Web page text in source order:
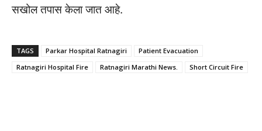
सखोल तपास केला जात आहे.
TAGS Parkar Hospital Ratnagiri
Patient Evacuation
Ratnagiri Hospital Fire
Ratnagiri Marathi News. Short Circuit Fire